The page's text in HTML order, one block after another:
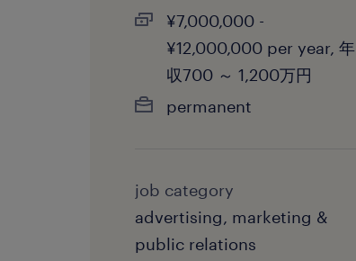
¥7,000,000 -
¥12,000,000 per year, 年
収700 ～ 1,200万円
permanent
job category
advertising, marketing &
public relations